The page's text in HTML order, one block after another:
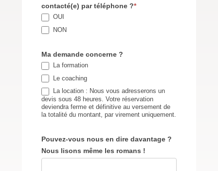
contacté(e) par téléphone ?*
OUI
NON
Ma demande concerne ?
La formation
Le coaching
La location : Nous vous adresserons un
devis sous 48 heures. Votre réservation
deviendra ferme et définitive au versement de
la totalité du montant, par virement uniquement.
Pouvez-vous nous en dire davantage ?
Nous lisons même les romans !